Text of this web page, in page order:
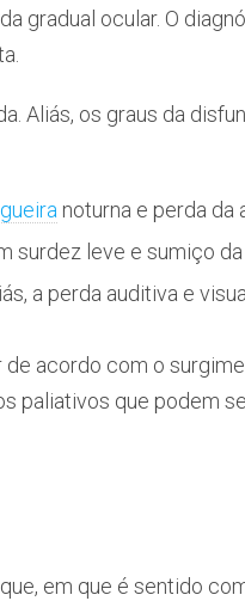
gradual ocular. O
Aliás, os graus da
noturna e perda da
surdez leve e sumiço
a perda auditiva e
acordo com o
paliativos que podem
em que é sentido